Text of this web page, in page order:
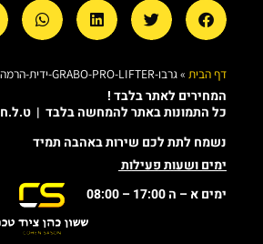
דף הבית »גרבו-GRABO-PRO-LIFTER-ידית-הרמה-חשמלית
המחירים לאתר בלבד !
כל התמונות באתר להמחשה בלבד | ט.ל.ח
נשמח לתת לכם שירות באהבה תמיד
ימים ושעות פעילות
ימים א – ה 17:00 – 08:00